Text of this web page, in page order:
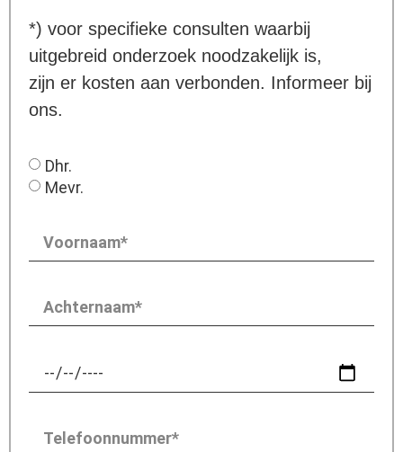
*) voor specifieke consulten waarbij
uitgebreid onderzoek noodzakelijk is,
zijn er kosten aan verbonden. Informeer bij
ons.
Dhr.
Mevr.